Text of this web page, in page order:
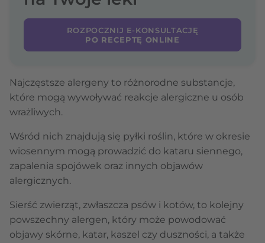
ROZPOCZNIJ E-KONSULTACJĘ
PO RECEPTĘ ONLINE
Najczęstsze alergeny to różnorodne substancje,
które mogą wywoływać reakcje alergiczne u osób
wrażliwych.
Wśród nich znajdują się pyłki roślin, które w okresie
wiosennym mogą prowadzić do kataru siennego,
zapalenia spojówek oraz innych objawów
alergicznych.
Sierść zwierząt, zwłaszcza psów i kotów, to kolejny
powszechny alergen, który może powodować
objawy skórne, katar, kaszel czy duszności, a także